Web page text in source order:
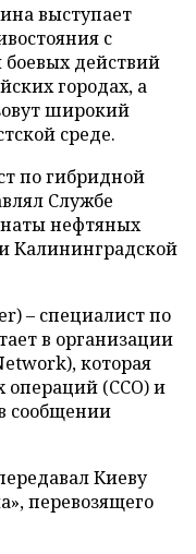
выступает
с
действий
городах, а
широкий
среде.
по гибридной
Службе
нефтяных
Калининградской
– специалист по
в организации
которая
операций (ССО) и
сообщении
Киеву
перевозящего